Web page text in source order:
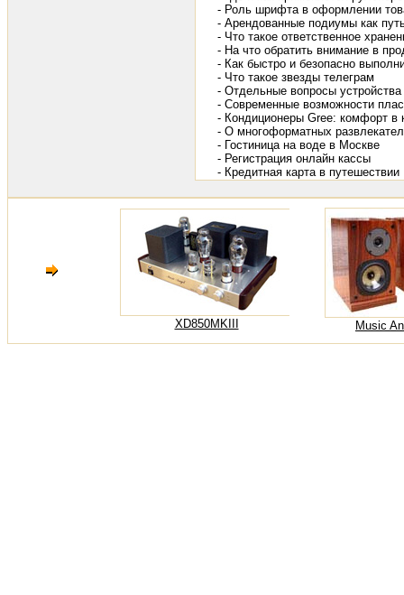
- Роль шрифта в оформлении
- Арендованные подиумы как
- Что такое ответственное
- На что обратить внимание в
- Как быстро и безопасно
- Что такое звезды телеграм
- Отдельные вопросы
- Современные возможности
- Кондиционеры Gree: комфорт в
- О многоформатных
- Гостиница на воде в Москве
- Регистрация онлайн кассы
- Кредитная карта в путешествии
XD850MKIII Music